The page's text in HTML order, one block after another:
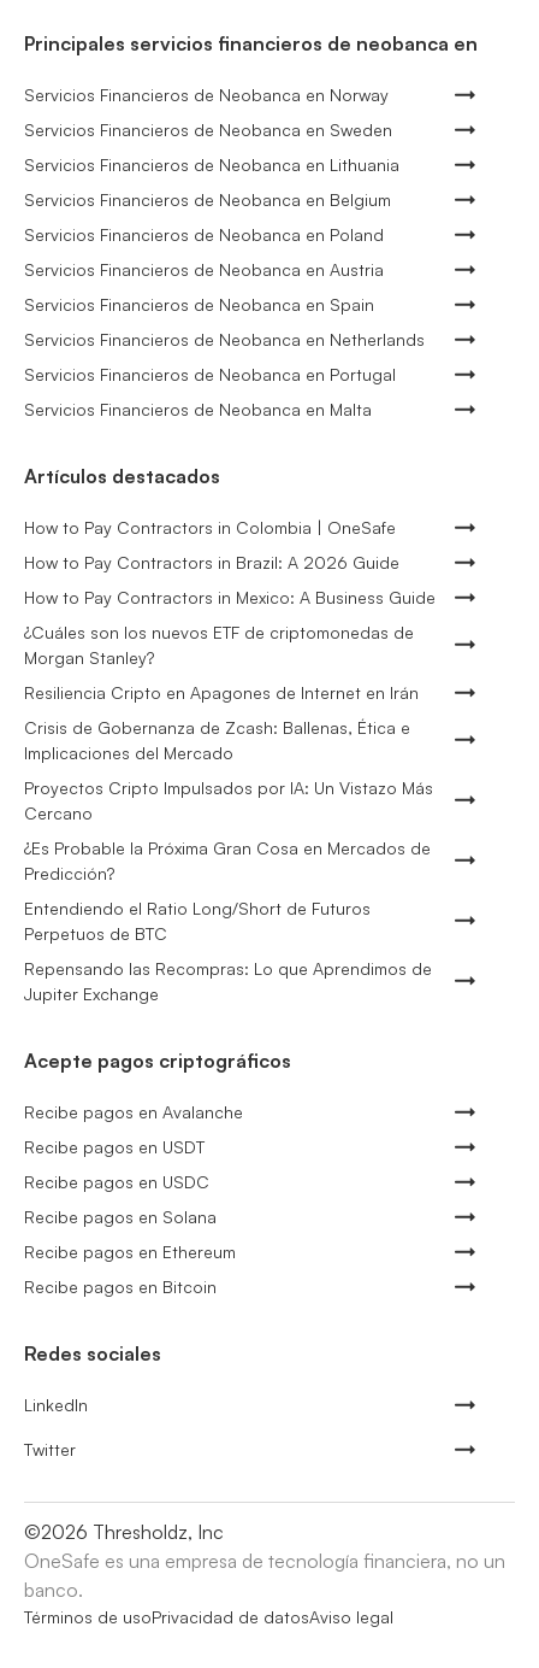
Principales servicios financieros de neobanca en
Servicios Financieros de Neobanca en Norway
Servicios Financieros de Neobanca en Sweden
Servicios Financieros de Neobanca en Lithuania
Servicios Financieros de Neobanca en Belgium
Servicios Financieros de Neobanca en Poland
Servicios Financieros de Neobanca en Austria
Servicios Financieros de Neobanca en Spain
Servicios Financieros de Neobanca en Netherlands
Servicios Financieros de Neobanca en Portugal
Servicios Financieros de Neobanca en Malta
Artículos destacados
How to Pay Contractors in Colombia | OneSafe
How to Pay Contractors in Brazil: A 2026 Guide
How to Pay Contractors in Mexico: A Business Guide
¿Cuáles son los nuevos ETF de criptomonedas de
Morgan Stanley?
Resiliencia Cripto en Apagones de Internet en Irán
Crisis de Gobernanza de Zcash: Ballenas, Ética e
Implicaciones del Mercado
Proyectos Cripto Impulsados por IA: Un Vistazo Más
Cercano
¿Es Probable la Próxima Gran Cosa en Mercados de
Predicción?
Entendiendo el Ratio Long/Short de Futuros
Perpetuos de BTC
Repensando las Recompras: Lo que Aprendimos de
Jupiter Exchange
Acepte pagos criptográficos
Recibe pagos en Avalanche
Recibe pagos en USDT
Recibe pagos en USDC
Recibe pagos en Solana
Recibe pagos en Ethereum
Recibe pagos en Bitcoin
Redes sociales
LinkedIn
Twitter
©2026 Thresholdz, Inc
OneSafe es una empresa de tecnología financiera, no un
banco.
Términos de usoPrivacidad de datosAviso legal